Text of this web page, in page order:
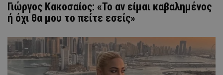
Γιώργος Κακοσαίος: «Το αν είμαι καβαλημένος
ή όχι θα μου το πείτε εσείς»